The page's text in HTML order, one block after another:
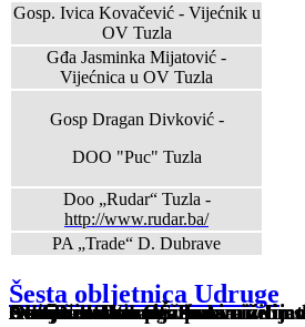
Gosp. Ivica Kovačević - Vijećnik u
OV Tuzla
Gđa Jasminka Mijatović -
Vijećnica u OV Tuzla
Gosp Dragan Divković -
DOO "Puc" Tuzla
Doo „Rudar“ Tuzla -
http://www.rudar.ba/
PA „Trade“ D. Dubrave
Sveti Nikola u OŠ Pasci
Osnovana Udruga žena
Održan sastanak žena sa
Autobuska stanica kakvu
Akcija asfaltiranja puta niz
Sveti Nikola u OŠ Pasci
Obilježen Dan penzionera
Autobuska stanica kakvu
Autobuska stanica kakvu želimo
Šesta obljetnica Udruge